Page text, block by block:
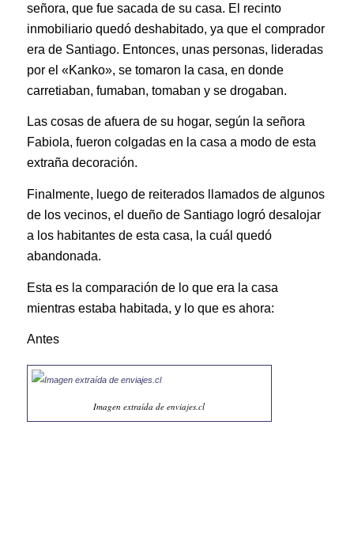
señora, que fue sacada de su casa. El recinto
inmobiliario quedó deshabitado, ya que el comprador
era de Santiago. Entonces, unas personas, lideradas
por el «Kanko», se tomaron la casa, en donde
carretiaban, fumaban, tomaban y se drogaban.
Las cosas de afuera de su hogar, según la señora
Fabiola, fueron colgadas en la casa a modo de esta
extraña decoración.
Finalmente, luego de reiterados llamados de algunos
de los vecinos, el dueño de Santiago logró desalojar
a los habitantes de esta casa, la cuál quedó
abandonada.
Esta es la comparación de lo que era la casa
mientras estaba habitada, y lo que es ahora:
Antes
Imagen extraída de enviajes.cl